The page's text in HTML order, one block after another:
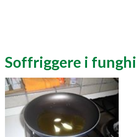
Soffriggere i funghi